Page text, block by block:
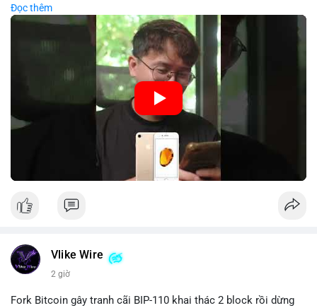
#89btc #mempoolbitcoin #dongtiencavoi
#aplucban
#phantichonchain
nên kết hợp với biện pháp dự phòng như sao lưu khóa và chọn
nhà sản xuất uy tín.
🎥 Xem video trực tiếp tại:
Nguồn: 5 Phút Crypto
Đọc thêm
Vlike Wire
2 giờ
Fork Bitcoin gây tranh cãi BIP-110 khai thác 2 block rồi dừng